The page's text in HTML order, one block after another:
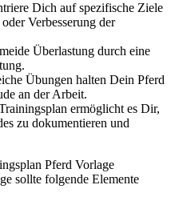
Dich auf spezifische Ziele
Verbesserung der
Überlastung durch eine
Übungen halten Dein Pferd
an der Arbeit.
ermöglicht es Dir,
zu dokumentieren und
Pferd Vorlage
sollte folgende Elemente